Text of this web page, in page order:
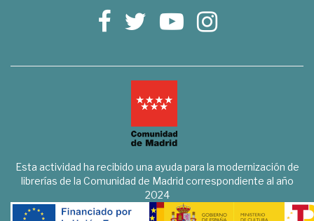
Esta actividad ha recibido una ayuda para la modernización de
librerías de la Comunidad de Madrid correspondiente al año
2024